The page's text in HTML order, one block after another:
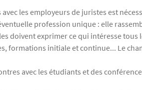
les employeurs de juristes est
profession unique : elle
doivent exprimer ce qui intéresse
formations initiale et continue... Le
avec les étudiants et des